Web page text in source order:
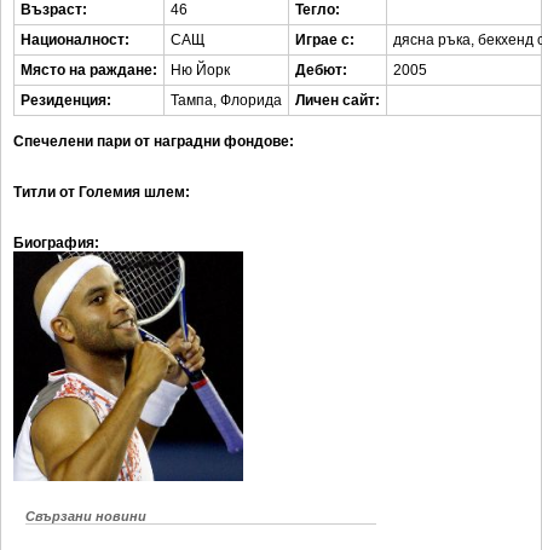
LIVE SCORES
ТУРНИРИ
КЛУБОВЕ
БЛОГ
ВИДЕО
ЖЪЛТО
РАКЕТНИ
Любопитно
Истории
Спорт&Фитнес
Други
Любители
Възраст:
46
Тегло:
Националност:
САЩ Играе с:
дясна ръка, бекхенд
Място на раждане:
Ню Йорк Дебют:
2005
Резиденция:
Тампа, Флорида Личен сайт:
Спечелени пари от наградни фондове:
Титли от Големия шлем:
Биография:
Свързани новини